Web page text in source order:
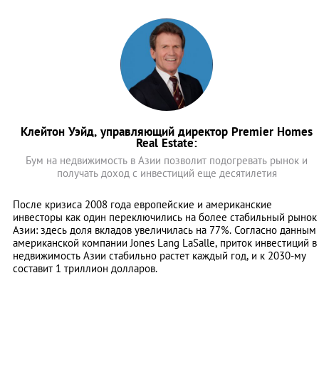
Клейтон Уэйд, управляющий директор Premier Homes
Real Estate:
Бум на недвижимость в Азии позволит подогревать рынок и
получать доход с инвестиций еще десятилетия
После кризиса 2008 года европейские и американские
инвесторы как один переключились на более стабильный рынок
Азии: здесь доля вкладов увеличилась на 77%. Согласно данным
американской компании Jones Lang LaSalle, приток инвестиций в
недвижимость Азии стабильно растет каждый год, и к 2030-му
составит 1 триллион долларов.